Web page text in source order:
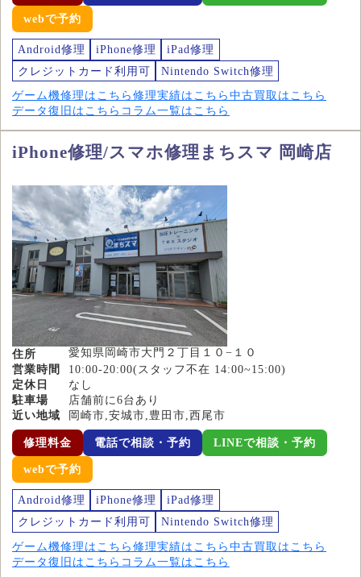
webで予約
Android修理 iPhone修理
iPad修理
クレジットカード利用可
Nintendo Switch修理
ゲーム機修理はこちら 修理実績はこちら 中古買取はこちら
データ復旧はこちら コラム一覧はこちら
iPhone修理/スマホ修理まちスマ 岡崎店
住所
愛知県岡崎市大門２丁目１０−１０
営業時間
10:00-20:00(スタッフ不在 14:00~15:00)
定休日
なし
駐車場
店舗前に6台あり
近い地域
岡崎市,安城市,豊田市,西尾市
修理料金 電話で相談・予約 LINEで相談・予約
webで予約
Android修理 iPhone修理
iPad修理
クレジットカード利用可
Nintendo Switch修理
ゲーム機修理はこちら 修理実績はこちら 中古買取はこちら
データ復旧はこちら コラム一覧はこちら